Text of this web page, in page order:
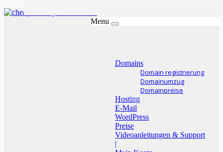
Menu
Domains
Domain registrierung
Domainumzug
Domainpreise
Hosting
E-Mail
WordPress
Preise
Videoanleitungen & Support
|